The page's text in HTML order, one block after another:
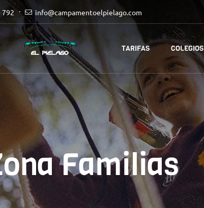
792 info@campamentoelpielago.com
TARIFAS COLEGIOS
Familias